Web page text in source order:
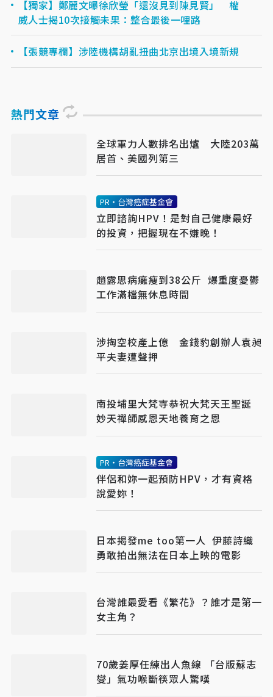
【獨家】鄭麗文曝徐欣瑩「還沒見到陳見賢」 權
威人士揭10次接觸未果：整合最後一哩路
【張競專欄】涉陸機構胡亂扭曲北京出境入境新規
熱門文章
全球軍力人數排名出爐 大陸203萬
居首、美國列第三
PR・台灣癌症基金會
立即諮詢HPV！是對自己健康最好
的投資，把握現在不嫌晚！
趙露思病癱瘦到38公斤 爆重度憂鬱
工作滿檔無休息時間
涉掏空校產上億 金錢豹創辦人袁昶
平夫妻遭聲押
南投埔里大梵寺恭祝大梵天王聖誕
妙天禪師感恩天地養育之恩
PR・台灣癌症基金會
伴侶和妳一起預防HPV，才有資格
說愛妳！
日本揭發me too第一人 伊藤詩織
勇敢拍出無法在日本上映的電影
台灣誰最愛看《繁花》？誰才是第一
女主角？
70歲姜厚任練出人魚線 「台版蘇志
燮」氣功喉斷筷眾人驚嘆